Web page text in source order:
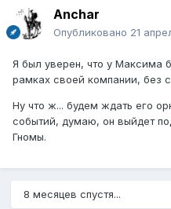
Anchar
Опубликовано 21
Я был уверен, что у Максима
рамках своей компании, без
Ну что ж... будем ждать его
событий, думаю, он выйдет
Гномы.
8 месяцев спустя...